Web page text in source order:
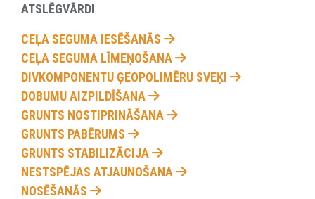
ATSLĒGVĀRDI
CEĻA SEGUMA IESĒŠANĀS
CEĻA SEGUMA LĪMEŅOŠANA
DIVKOMPONENTU ĢEOPOLIMĒRU SVEĶI
DOBUMU AIZPILDĪŠANA
GRUNTS NOSTIPRINĀŠANA
GRUNTS PABĒRUMS
GRUNTS STABILIZĀCIJA
NESTSPĒJAS ATJAUNOŠANA
NOSĒŠANĀS